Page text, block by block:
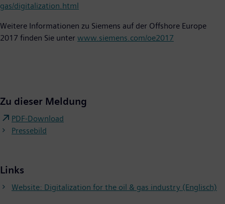
gas/digitalization.html
Weitere Informationen zu Siemens auf der Offshore Europe
2017 finden Sie unter www.siemens.com/oe2017
Zu dieser Meldung
PDF-Download
Pressebild
Links
Website: Digitalization for the oil & gas industry (Englisch)